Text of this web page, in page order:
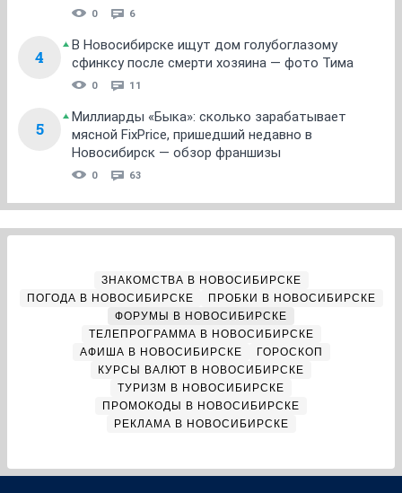
0 6
4
В Новосибирске ищут дом голубоглазому
сфинксу после смерти хозяина — фото Тима
0 11
5
Миллиарды «Быка»: сколько зарабатывает
мясной FixPrice, пришедший недавно в
Новосибирск — обзор франшизы
0 63
ЗНАКОМСТВА В НОВОСИБИРСКЕ
ПОГОДА В НОВОСИБИРСКЕ
ПРОБКИ В НОВОСИБИРСКЕ
ФОРУМЫ В НОВОСИБИРСКЕ
ТЕЛЕПРОГРАММА В НОВОСИБИРСКЕ
АФИША В НОВОСИБИРСКЕ
ГОРОСКОП
КУРСЫ ВАЛЮТ В НОВОСИБИРСКЕ
ТУРИЗМ В НОВОСИБИРСКЕ
ПРОМОКОДЫ В НОВОСИБИРСКЕ
РЕКЛАМА В НОВОСИБИРСКЕ